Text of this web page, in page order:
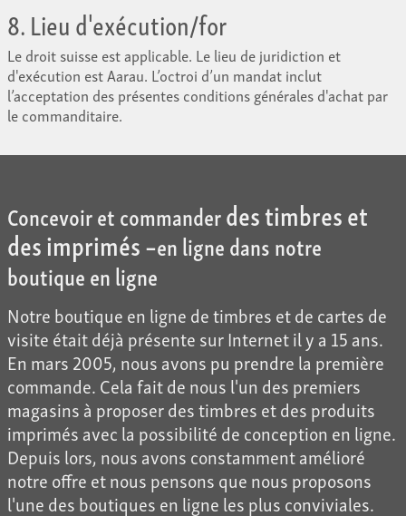
8. Lieu d'exécution/for
Le droit suisse est applicable. Le lieu de juridiction et
d'exécution est Aarau. L’octroi d’un mandat inclut
l’acceptation des présentes conditions générales d'achat par
le commanditaire.
Concevoir et commanderdes timbres et
des imprimés –en ligne dans notre
boutique en ligne
Notre boutique en ligne de timbres et de cartes de
visite était déjà présente sur Internet il y a 15 ans.
En mars 2005, nous avons pu prendre la première
commande. Cela fait de nous l'un des premiers
magasins à proposer des timbres et des produits
imprimés avec la possibilité de conception en ligne.
Depuis lors, nous avons constamment amélioré
notre offre et nous pensons que nous proposons
l'une des boutiques en ligne les plus conviviales.